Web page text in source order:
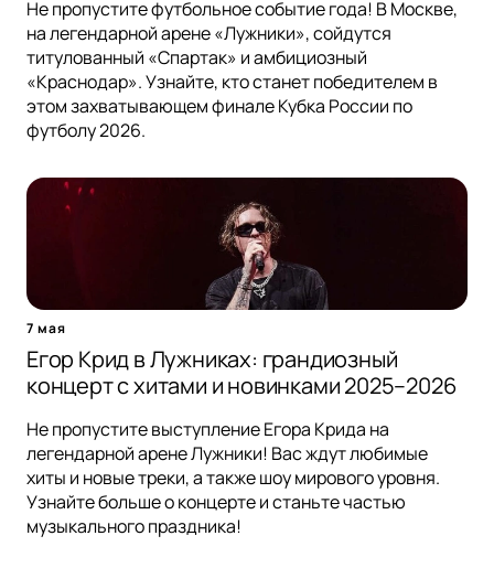
Не пропустите футбольное событие года! В Москве,
на легендарной арене «Лужники», сойдутся
титулованный «Спартак» и амбициозный
«Краснодар». Узнайте, кто станет победителем в
этом захватывающем финале Кубка России по
футболу 2026.
7 мая
Егор Крид в Лужниках: грандиозный
концерт с хитами и новинками 2025–2026
Не пропустите выступление Егора Крида на
легендарной арене Лужники! Вас ждут любимые
хиты и новые треки, а также шоу мирового уровня.
Узнайте больше о концерте и станьте частью
музыкального праздника!